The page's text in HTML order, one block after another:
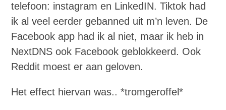
telefoon: instagram en LinkedIN. Tiktok had
ik al veel eerder gebanned uit m’n leven. De
Facebook app had ik al niet, maar ik heb in
NextDNS ook Facebook geblokkeerd. Ook
Reddit moest er aan geloven.
Het effect hiervan was.. *tromgeroffel*